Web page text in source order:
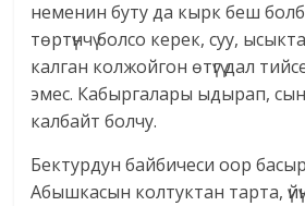
неменин буту да кырк беш
төртүнчү болсо керек, суу,
калган колжойгон өтүгү дал
эмес. Кабыргалары ыдырап,
калбайт болчу.
Бектурдун байбичеси оор
Абышкасын колтуктан тарта,